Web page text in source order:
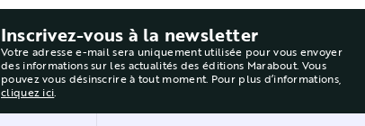
Inscrivez-vous à la newsletter
Votre adresse e-mail sera uniquement utilisée pour vous envoyer
des informations sur les actualités des éditions Marabout. Vous
pouvez vous désinscrire à tout moment. Pour plus d’informations,
cliquez ici.